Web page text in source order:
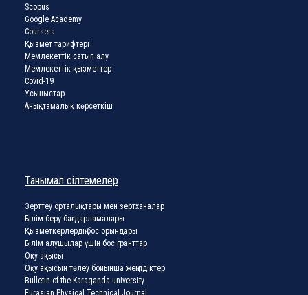
Scopus
Google Academy
Coursera
Қызмет тарифтері
Мемлекеттік сатып алу
Мемлекеттік қызметтер
Covid-19
Ұсыныстар
Анықтамалық көрсеткіш
Танымал сілтемелер
Зерттеу орталықтары мен зертханалар
Білім беру бағдарламалары
Қызметкерлердің бос орындары
Білім алушылар үшін бос гранттар
Оқу ақысы
Оқу ақысын төлеу бойынша жеңілдіктер
Bulletin of the Karaganda university
Eurasian Physical Technical Journal